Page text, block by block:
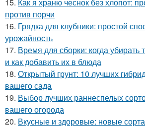
15. Как я храню чеснок без хлопот:
против порчи
16. Грядка для клубники: простой
урожайность
17. Время для сборки: когда
и как добавить их в блюда
18. Открытый грунт: 10 лучших
вашего сада
19. Выбор лучших раннеспелых
вашего огорода
20. Вкусные и здоровые: новые